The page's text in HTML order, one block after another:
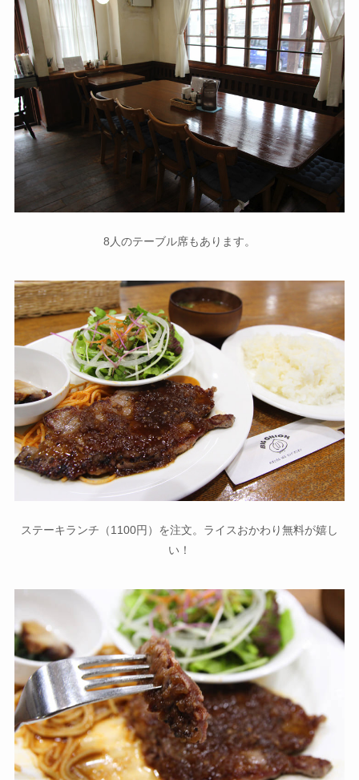
8人のテーブル席もあります。
ステーキランチ（1100円）を注文。ライスおかわり無料が嬉し
い！